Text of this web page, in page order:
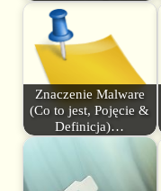
Znaczenie Malware
(Co to jest, Pojęcie &
Definicja)…